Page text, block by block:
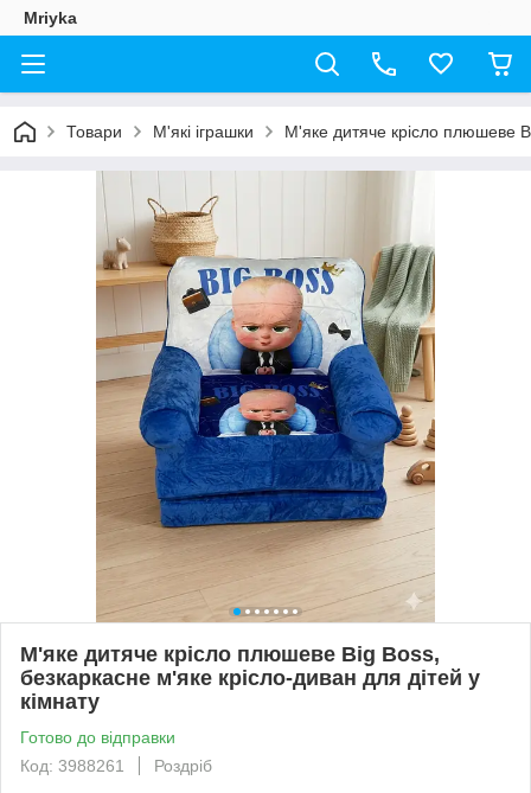
Mriyka
Товари М'які іграшки М'яке дитяче крісло плюшеве
М'яке дитяче крісло плюшеве Big Boss,
безкаркасне м'яке крісло-диван для дітей у
кімнату
Готово до відправки
Код: 3988261
Роздріб